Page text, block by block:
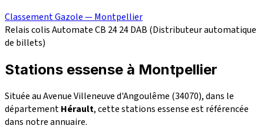
Classement Gazole — Montpellier
Relais colisAutomate CB 2424DAB (Distributeur automatique
de billets)
Stations essense à Montpellier
Située au Avenue Villeneuve d'Angoulême (34070), dans le
départementHérault, cette stations essense est référencée
dans notre annuaire.